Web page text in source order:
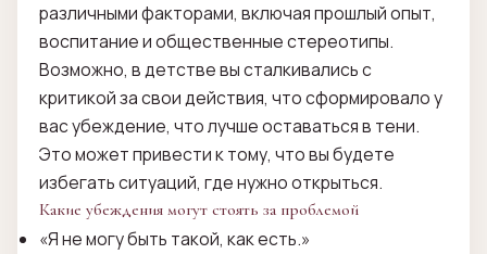
различными факторами, включая прошлый опыт,
воспитание и общественные стереотипы.
Возможно, в детстве вы сталкивались с
критикой за свои действия, что сформировало у
вас убеждение, что лучше оставаться в тени.
Это может привести к тому, что вы будете
избегать ситуаций, где нужно открыться.
Какие убеждения могут стоять за проблемой
«Я не могу быть такой, как есть.»